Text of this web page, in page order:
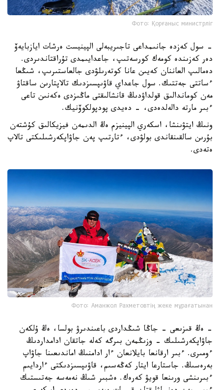
Фото: Қорғаныс министрліг
- سول كەزدە جانىمداعى تاجىريبەلى الپينيست ەرشات ايازبايەۆ
دەر كەزىندە كومەك كورسەتىپ، جاعدايىمدى تۇراقتاندىردى.
دەمالىپ العاننان كەيىن عانا كوتەرىلۋدى جالعاستىرىپ، شىڭعا
ءساتتى جەتتىك. سول جاعداي قاۋىپسىزدىك تالاپتارىن ساقتاۋ
مەن كوماندالىق قولداۋدىڭ قانشالىقتى ماڭىزدى ەكەنىن تاعى
ءبىر مارتە دالەلدەدى، - دەيدى پودپولكوۆنيك.
ونىڭ ايتۋىنشا، اسكەري الپينيزم ەڭ الدىمەن فيزيكالىق كۇشتەن
بۇرىن سالقىنقاندى بولۋدى، ءتارتىپ پەن جاۋاپكەرشىلىكتى تالاپ
ەتەدى.
Фото: Аманжол Рахметовтің жеке мұрағатынан
- ەڭ قىزىعى - جاڭا شىڭداردى باعىندىرۋ بولسا، ەڭ ۇلكەن
جاۋاپكەرشىلىك - وزىڭمەن بىرگە كەلە جاتقان ادامداردىڭ
ءومىرى. ءبىر ارقانعا بايلانعان ءار ادامنىڭ اماندىعىنا جاۋاپ
بەرەسىڭ. جاستارعا ايتار كەڭەسىم، قاۋىپسىزدىكتى ءاردايىم
ءبىرىنشى ورىنعا قويۋ كەرەك. ەشبىر شىڭ نەمەسە جەتىستىك